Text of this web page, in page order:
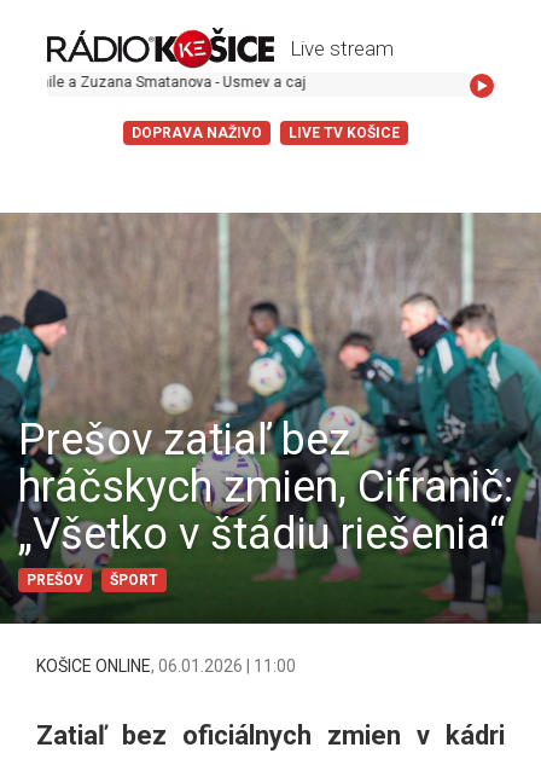
Live stream
Smatanova - Usmev a caj
DOPRAVA NAŽIVO LIVE TV KOŠICE
Prešov zatiaľ bez
hráčskych zmien, Cifranič:
„Všetko v štádiu riešenia“
PREŠOV ŠPORT
KOŠICE ONLINE, 06.01.2026 | 11:00
Zatiaľ bez oficiálnych zmien v kádri